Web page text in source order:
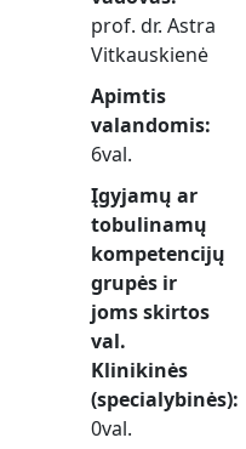
prof. dr. Astra
Vitkauskienė
Apimtis
valandomis
6val.
Įgyjamų ar
tobulinamų
kompetencijų
grupės ir
joms skirtos
val.
Klinikinės
(specialybinės)
0val.